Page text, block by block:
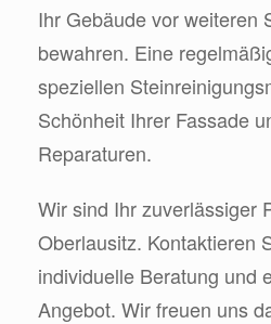
Ihr Gebäude vor weiteren
bewahren. Eine
speziellen
Schönheit Ihrer Fassade
Reparaturen.
Wir sind Ihr zuverlässiger
Oberlausitz. Kontaktieren
individuelle Beratung und
Angebot. Wir freuen uns